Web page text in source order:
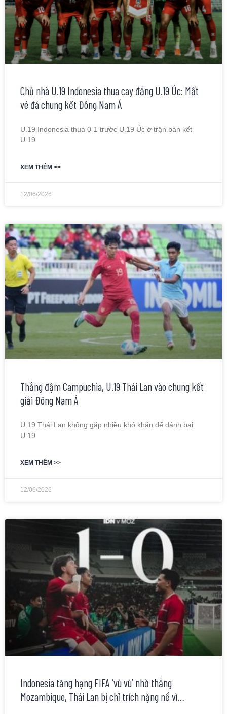
Chủ nhà U.19 Indonesia thua cay đắng U.19 Úc: Mất
vé đá chung kết Đông Nam Á
U.19 Indonesia thua 0-1 trước U.19 Úc ở trận bán kết
U.19
XEM THÊM >>
12/06/2026
Thắng đậm Campuchia, U.19 Thái Lan vào chung kết
giải Đông Nam Á
U.19 Thái Lan không gặp nhiều khó khăn để đánh bại
U.19
XEM THÊM >>
12/06/2026
Indonesia tăng hạng FIFA ‘vù vù’ nhờ thắng
Mozambique, Thái Lan bị chỉ trích nặng nề vì…